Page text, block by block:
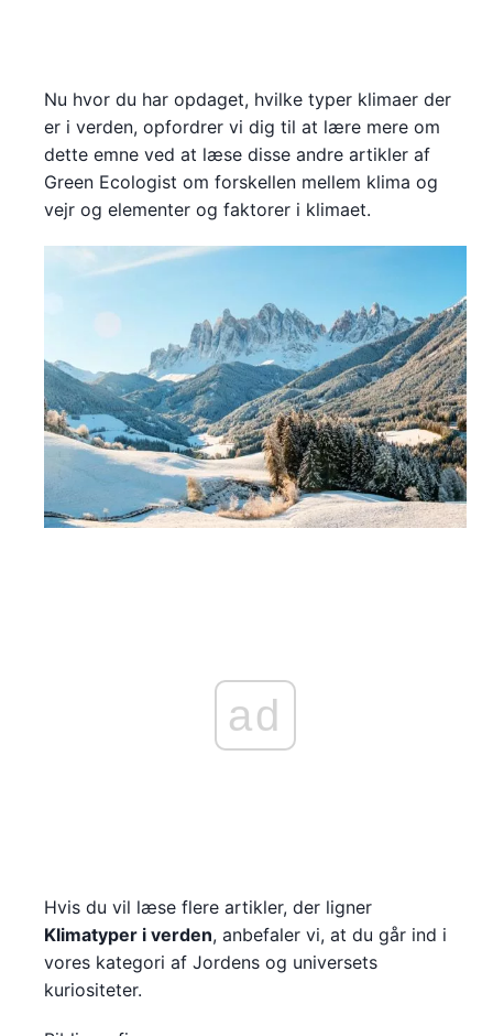
Nu hvor du har opdaget, hvilke typer klimaer der
er i verden, opfordrer vi dig til at lære mere om
dette emne ved at læse disse andre artikler af
Green Ecologist om forskellen mellem klima og
vejr og elementer og faktorer i klimaet.
ad
Hvis du vil læse flere artikler, der ligner
Klimatyper i verden, anbefaler vi, at du går ind i
vores kategori af Jordens og universets
kuriositeter.